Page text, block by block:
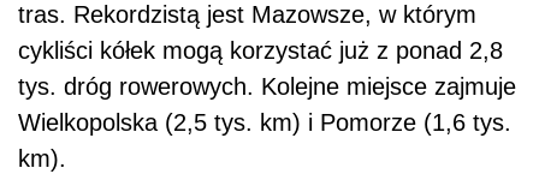
tras. Rekordzistą jest Mazowsze, w którym
cykliści kółek mogą korzystać już z ponad 2,8
tys. dróg rowerowych. Kolejne miejsce zajmuje
Wielkopolska (2,5 tys. km) i Pomorze (1,6 tys.
km).